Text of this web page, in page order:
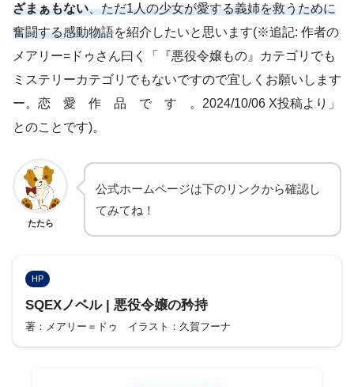
ざまぁもない、ただ1人の少女が愛する義姉を救うために
奮闘する感動物語を紹介したいと思います(※追記: 作者の
メアリー=ドゥさん曰く「『悪役令嬢もの』カテゴリでも
ミステリーカテゴリでもないですので宜しくお願いします
ー。恋 愛 作 品 で す 。2024/10/06 X投稿より」
とのことです)。
たたら
公式ホームページは下のリンクから確認し
てみてね！
HP
SQEXノベル | 悪役令嬢の矜持
著：メアリー＝ドゥ イラスト：久賀フーナ